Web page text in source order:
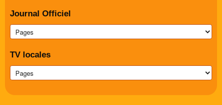
Journal Officiel
TV locales